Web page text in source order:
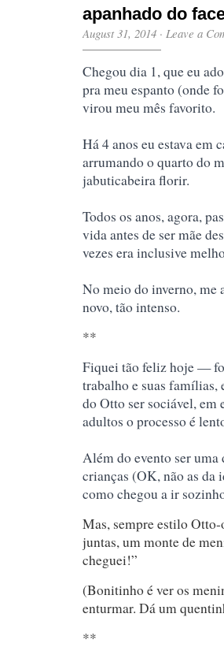
apanhado do
August 31, 2014 · Leave a
Chegou dia 1, que eu
pra meu espanto (onde
virou meu mês favorito.
Há 4 anos eu estava em
arrumando o quarto do
jabuticabeira florir.
Todos os anos, agora,
vida antes de ser mãe
vezes era inclusive
No meio do inverno, me
novo, tão intenso.
**
Fiquei tão feliz hoje —
trabalho e suas famílias,
do Otto ser sociável, em
adultos o processo é
Além do evento ser uma
crianças (OK, não as da
como chegou a ir sozin
Mas, sempre estilo
juntas, um monte de
cheguei!”
(Bonitinho é ver os
enturmar. Dá um
**